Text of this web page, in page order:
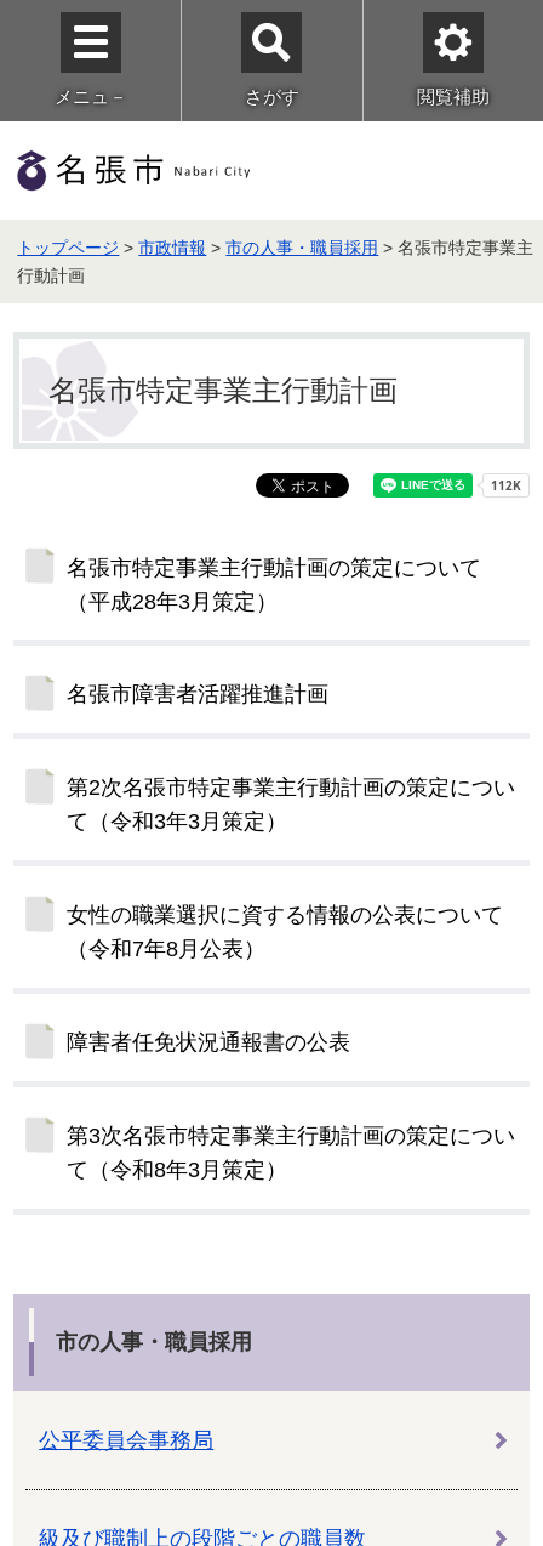
メニュ－ さがす 閲覧補助
トップページ >市政情報 >市の人事・職員採用 > 名張市特定事業主
行動計画
名張市特定事業主行動計画
名張市特定事業主行動計画の策定について
（平成28年3月策定）
名張市障害者活躍推進計画
第2次名張市特定事業主行動計画の策定につい
て（令和3年3月策定）
女性の職業選択に資する情報の公表について
（令和7年8月公表）
障害者任免状況通報書の公表
第3次名張市特定事業主行動計画の策定につい
て（令和8年3月策定）
市の人事・職員採用
公平委員会事務局
級及び職制上の段階ごとの職員数